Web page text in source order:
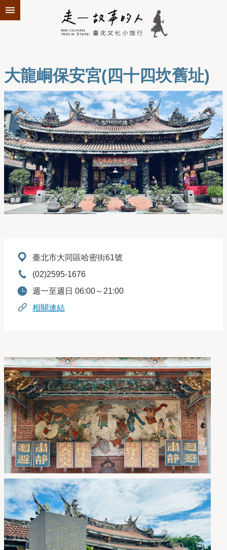
跳到主要內容區塊
大龍峒保安宮(四十四坎舊址)
地址：臺北市大同區哈密街61號
電話：(02)2595-1676
開放時間：
週一至週日 06:00～21:00
相關連結